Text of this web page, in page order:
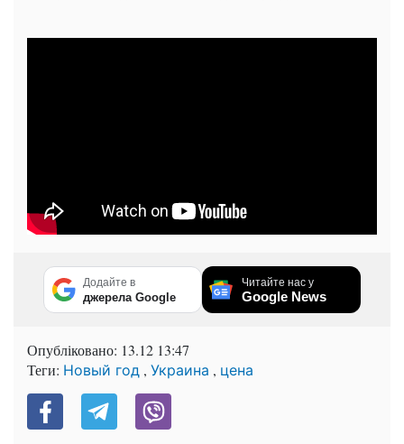
Додайте в
джерела Google
Читайте нас у
Google News
Опубліковано: 13.12 13:47
Теги: Новый год , Украина , цена